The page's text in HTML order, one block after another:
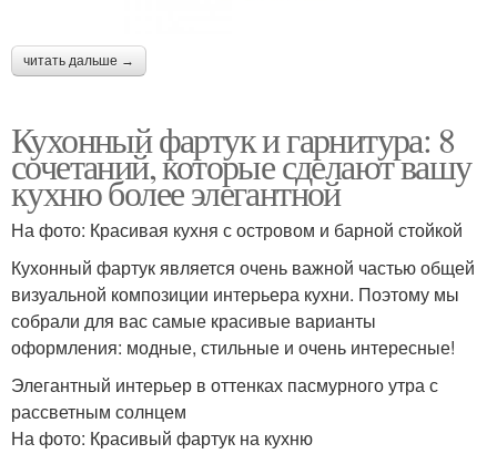
читать дальше →
Кухонный фартук и гарнитура: 8
сочетаний, которые сделают вашу
кухню более элегантной
На фото: Красивая кухня с островом и барной стойкой
Кухонный фартук является очень важной частью общей
визуальной композиции интерьера кухни. Поэтому мы
собрали для вас самые красивые варианты
оформления: модные, стильные и очень интересные!
Элегантный интерьер в оттенках пасмурного утра с
рассветным солнцем
На фото: Красивый фартук на кухню